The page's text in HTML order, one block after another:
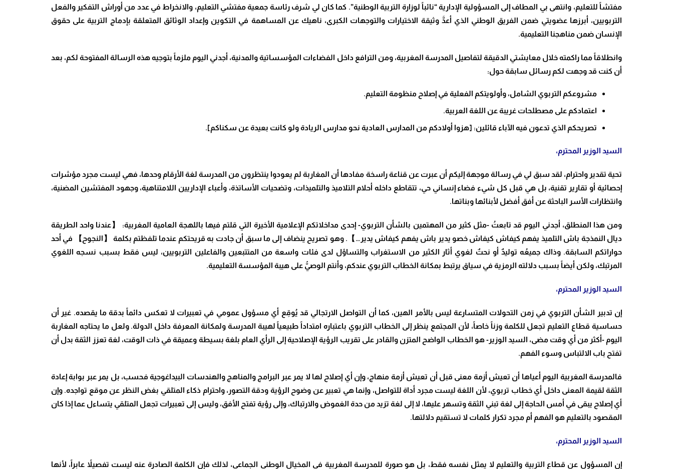
مفتشاً للتعليم، وانتهى بي المطاف إلى المسؤولية الإدارية “نائباً لوزارة التربية الوطنية”. كما كان لي شرف رئاسة جمعية مفتشي التعليم، والانخراط في عدد من أوراش التفكير والفعل
التربويين، أبرزها عضويتي ضمن الفريق الوطني الذي أعدَّ وثيقة الاختيارات والتوجهات الكبرى، ناهيك عن المساهمة في التكوين وإعداد الوثائق المتعلقة بإدماج التربية على حقوق
الإنسان ضمن مناهجنا التعليمية.
وانطلاقاً مما راكمته خلال معايشتي الدقيقة لتفاصيل المدرسة المغربية، ومن الترافع داخل الفضاءات المؤسساتية والمدنية، أجدني اليوم ملزماً بتوجيه هذه الرسالة المفتوحة لكم، بعد
أن كنت قد وجهت لكم رسائل سابقة حول:
مشروعكم التربوي الشامل، وأولويتكم الفعلية في إصلاح منظومة التعليم.
اعتمادكم على مصطلحات غريبة عن اللغة العربية.
تصريحكم الذي تدعون فيه الآباء قائلين: [هزوا أولادكم من المدارس العادية نحو مدارس الريادة ولو كانت بعيدة عن سكناكم].
السيد الوزير المحترم،
تحية تقدير واحترام، لقد سبق لي في رسالة موجهة إليكم أن عبرت عن قناعة راسخة مفادها أن المغاربة لم يعودوا ينتظرون من المدرسة لغة الأرقام وحدها، فهي ليست مجرد مؤشرات
إحصائية أو تقارير تقنية، بل هي قبل كل شيء فضاء إنساني حي، تتقاطع داخله أحلام التلاميذ والتلميذات، وتضحيات الأساتذة، وأعباء الإداريين اللامتناهية، وجهود المفتشين المضنية،
وانتظارات الأسر الباحثة عن أفق أفضل لأبنائها وبناتها.
ومن هذا المنطلق، أجدني اليوم قد تابعتُ -مثل كثير من المهتمين بالشأن التربوي- إحدى مداخلاتكم الإعلامية الأخيرة التي قلتم فيها باللهجة العامية المغربية: 【عندنا واحد الطريقة
ديال النمذجة باش التلميذ يفهم كيفاش كيفاش خصو يدير باش يفهم كيفاش يدير…】. وهو تصريح ينضاف إلى ما سبق أن جادت به قريحتكم عندما تلفظتم بكلمة 【النجوح】 في أحد
حواراتكم السابقة. وذاك جميعُه توليدٌ أو نحتٌ لغوي أثار الكثير من الاستغراب والتساؤل لدى فئات واسعة من المتتبعين والفاعلين التربويين، ليس فقط بسبب نسجه اللغوي
المرتبك، ولكن أيضاً بسبب دلالته الرمزية في سياق يرتبط بمكانة الخطاب التربوي عندكم، وأنتم الوصيُّ على هيبة المؤسسة التعليمية.
السيد الوزير المحترم،
إن تدبير الشأن التربوي في زمن التحولات المتسارعة ليس بالأمر الهين، كما أن التواصل الارتجالي قد يُوقِع أي مسؤول عمومي في تعبيرات لا تعكس دائماً بدقة ما يقصده. غير أن
حساسية قطاع التعليم تجعل للكلمة وزناً خاصاً، لأن المجتمع ينظر إلى الخطاب التربوي باعتباره امتداداً طبيعياً لهيبة المدرسة ولمكانة المعرفة داخل الدولة. ولعل ما يحتاجه المغاربة
اليوم -أكثر من أي وقت مضى، السيد الوزير- هو الخطاب الواضح المتزن والقادر على تقريب الرؤية الإصلاحية إلى الرأي العام بلغة بسيطة وعميقة في ذات الوقت، لغة تعزز الثقة بدل أن
تفتح باب الالتباس وسوء الفهم.
فالمدرسة المغربية اليوم أعياها أن تعيش أزمة معنى قبل أن تعيش أزمة منهاج، وإن أي إصلاح لها لا يمر عبر البرامج والمناهج والهندسات البيداغوجية فحسب، بل يمر عبر بوابة إعادة
الثقة لقيمة المعنى داخل أي خطاب تربوي، لأن اللغة ليست مجرد أداة للتواصل، وإنما هي تعبير عن وضوح الرؤية ودقة التصور، واحترام ذكاء المتلقي بغض النظر عن موقع تواجده. وإن
أي إصلاح يبقى في أمس الحاجة إلى لغة تبني الثقة وتسهر عليها، لا إلى لغة تزيد من حدة الغموض والارتباك، وإلى رؤية تفتح الأفق، وليس إلى تعبيرات تجعل المتلقي يتساءل عما إذا كان
المقصود بالتعليم هو الفهم أم مجرد تكرار كلمات لا تستقيم دلالتها.
السيد الوزير المحترم،
إن المسؤول عن قطاع التربية والتعليم لا يمثل نفسه فقط، بل هو صورة للمدرسة المغربية في المخيال الوطني الجماعي، لذلك فإن الكلمة الصادرة عنه ليست تفصيلاً عابراً، لأنها